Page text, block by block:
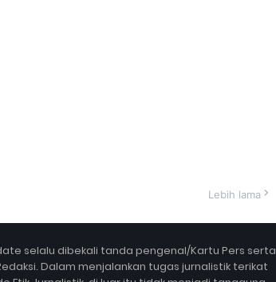
Lebih lama
selalu dibekali tanda pengenal/Kartu Pers serta
Dalam menjalankan tugas jurnalistik terikat